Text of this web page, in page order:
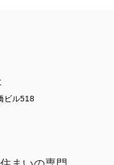
ビル518